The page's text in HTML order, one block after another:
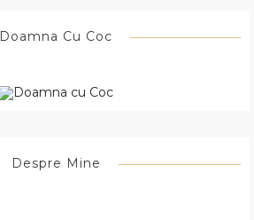
Doamna Cu Coc
Despre Mine